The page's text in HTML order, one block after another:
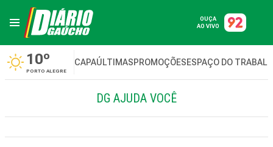
OUÇA
AO VIVO
10º
PORTO ALEGRE
CAPAÚLTIMASPROMOÇÕESESPAÇO DO
DG AJUDA VOCÊ